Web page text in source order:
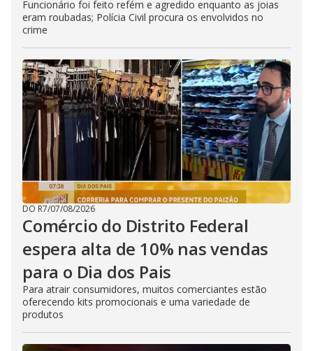
Funcionário foi feito refém e agredido enquanto as joias
eram roubadas; Polícia Civil procura os envolvidos no
crime
DO R7/07/08/2026
Comércio do Distrito Federal
espera alta de 10% nas vendas
para o Dia dos Pais
Para atrair consumidores, muitos comerciantes estão
oferecendo kits promocionais e uma variedade de
produtos